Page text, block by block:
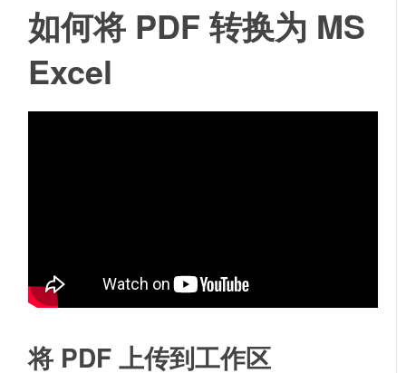
如何将 PDF 转换为 MS
Excel
将 PDF 上传到工作区